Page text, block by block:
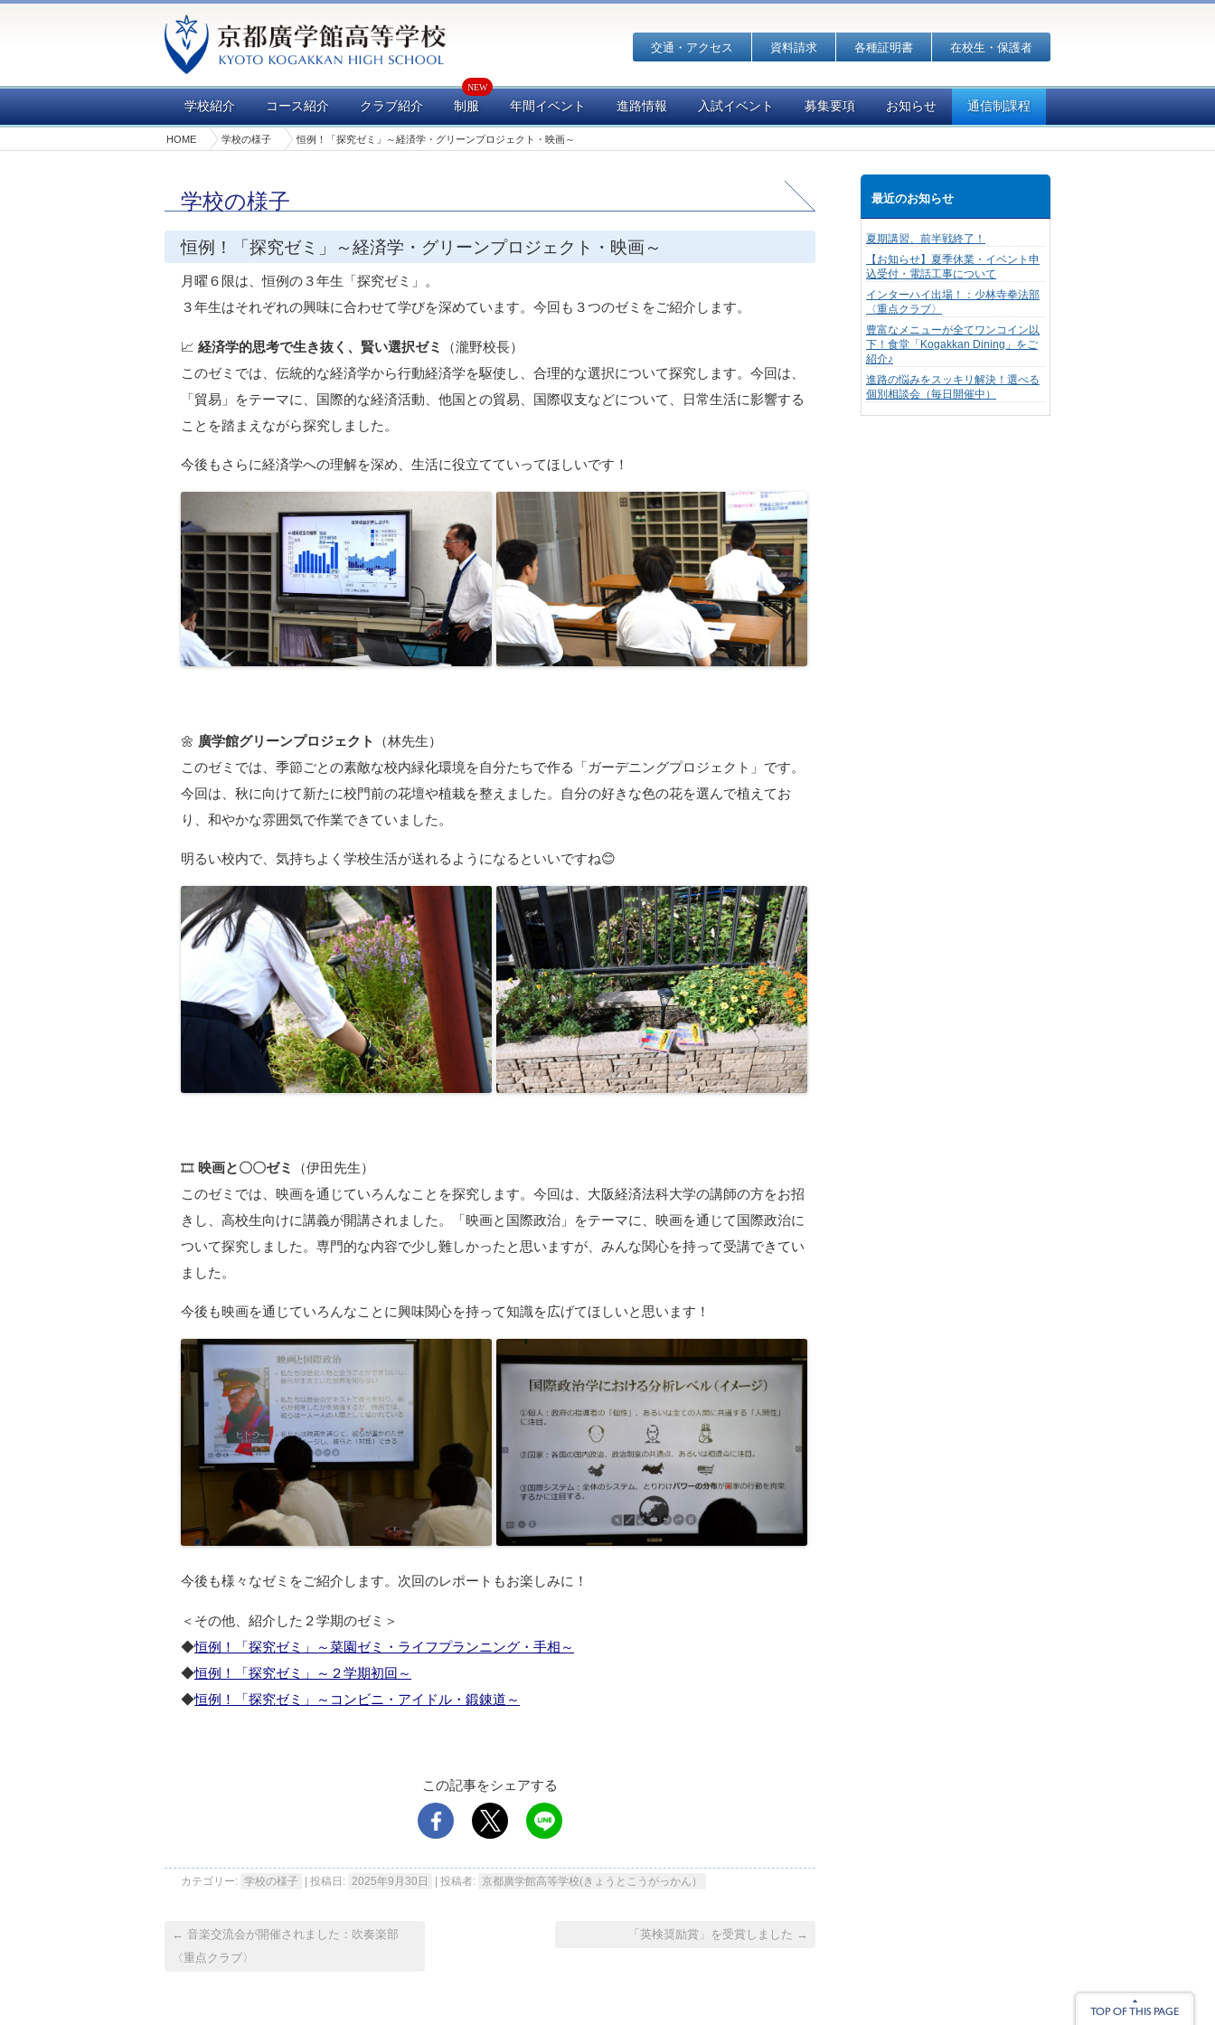
学校紹介 コース紹介 クラブ紹介 制服 年間イベント 進路情報 入試イベント 募集要項 お知らせ 通信制課程
交通・アクセス 資料請求 各種証明書 在校生・保護者
HOME 学校の様子 恒例！「探究ゼミ」～経済学・グリーンプロジェクト・映画～
学校の様子
恒例！「探究ゼミ」～経済学・グリーンプロジェクト・映画～
月曜６限は、恒例の３年生「探究ゼミ」。
３年生はそれぞれの興味に合わせて学びを深めています。今回も３つのゼミをご紹介します。
📈 経済学的思考で生き抜く、賢い選択ゼミ
（瀧野校長）
このゼミでは、伝統的な経済学から行動経済学を駆使し、合理的な選択について探究します。今回は、
「貿易」をテーマに、国際的な経済活動、他国との貿易、国際収支などについて、日常生活に影響する
ことを踏まえながら探究しました。
今後もさらに経済学への理解を深め、生活に役立てていってほしいです！
🌼 廣学館グリーンプロジェクト
（林先生）
このゼミでは、季節ごとの素敵な校内緑化環境を自分たちで作る「ガーデニングプロジェクト」です。
今回は、秋に向けて新たに校門前の花壇や植栽を整えました。自分の好きな色の花を選んで植えてお
り、和やかな雰囲気で作業できていました。
明るい校内で、気持ちよく学校生活が送れるようになるといいですね😊
🎞️ 映画と〇〇ゼミ
（伊田先生）
このゼミでは、映画を通じていろんなことを探究します。今回は、大阪経済法科大学の講師の方をお招
きし、高校生向けに講義が開講されました。「映画と国際政治」をテーマに、映画を通じて国際政治に
ついて探究しました。専門的な内容で少し難しかったと思いますが、みんな関心を持って受講できてい
ました。
今後も映画を通じていろんなことに興味関心を持って知識を広げてほしいと思います！
今後も様々なゼミをご紹介します。次回のレポートもお楽しみに！
＜その他、紹介した２学期のゼミ＞
◆恒例！「探究ゼミ」～菜園ゼミ・ライフプランニング・手相～
◆恒例！「探究ゼミ」～２学期初回～
◆恒例！「探究ゼミ」～コンビニ・アイドル・鍛錬道～
この記事をシェアする
カテゴリー: 学校の様子 | 投稿日: 2025年9月30日 投稿者: 京都廣学館高等学校(きょうとこうがっかん）
← 音楽交流会が開催されました：吹奏楽部
〈重点クラブ〉
「英検奨励賞」を受賞しました →
最近のお知らせ
夏期講習、前半戦終了！
【お知らせ】夏季休業・イベント申
込受付・電話工事について
インターハイ出場！：少林寺拳法部
〈重点クラブ〉
豊富なメニューが全てワンコイン以
下！食堂「Kogakkan Dining」をご
紹介♪
進路の悩みをスッキリ解決！選べる
個別相談会（毎日開催中）